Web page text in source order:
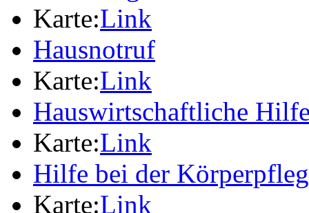
Karte:Link
Hausnotruf
Karte:Link
Hauswirtschaftliche
Karte:Link
Hilfe bei der
Karte:Link